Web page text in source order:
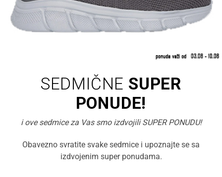
SEDMIČNE SUPER
PONUDE!
i ove sedmice za Vas smo izdvojili SUPER PONUDU!
Obavezno svratite svake sedmice i upoznajte se sa
izdvojenim super ponudama.